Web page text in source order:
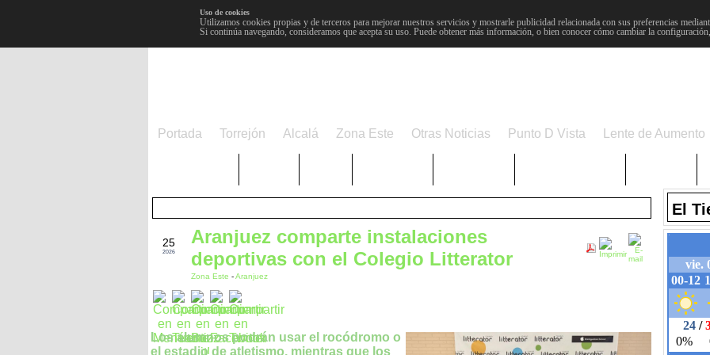
Uso de cookies
Utilizamos cookies propias y de terceros para mejorar nuestros servicios y mostrarle publicidad relacionada con sus preferencias
Si continúa navegando, consideramos que acepta su uso. Puede obtener más información, o bien conocer cómo cambiar la
Portada Torrejón Alcalá Zona Este Otras Noticias Punto D Vista Lente de Aumento
25
2026
Aranjuez comparte instalaciones
deportivas con el Colegio Litterator
Zona Este -Aranjuez
Los alumnos podrán usar el rocódromo o
el estadio de atletismo, mientras que los
El